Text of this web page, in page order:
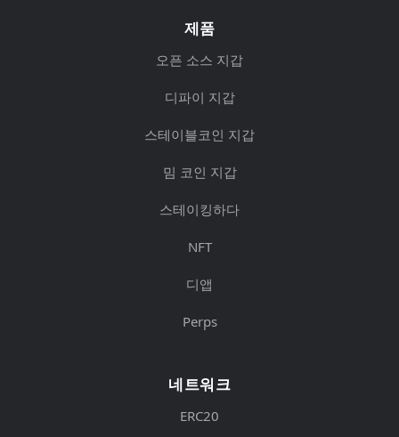
제품
오픈 소스 지갑
디파이 지갑
스테이블코인 지갑
밈 코인 지갑
스테이킹하다
NFT
디앱
Perps
네트워크
ERC20